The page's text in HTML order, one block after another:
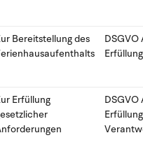
Bereitstellung des
DSGVO
Erfüllung
DSGVO